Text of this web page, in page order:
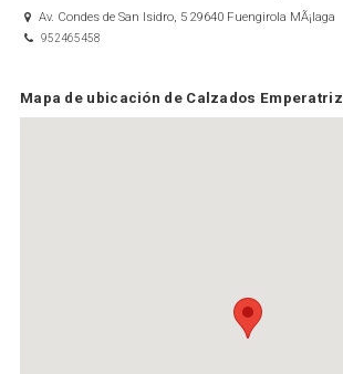
Av. Condes de San Isidro, 5 29640 Fuengirola MÃ¡laga
952465458
Mapa de ubicación de Calzados Emperatriz